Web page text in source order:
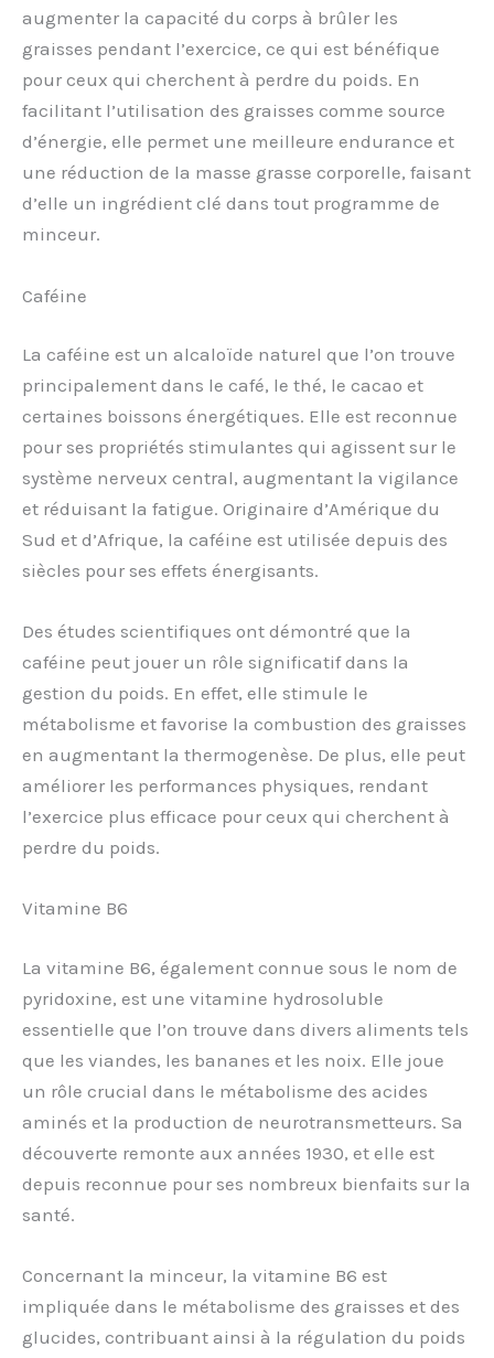
augmenter la capacité du corps à brûler les
graisses pendant l’exercice, ce qui est bénéfique
pour ceux qui cherchent à perdre du poids. En
facilitant l’utilisation des graisses comme source
d’énergie, elle permet une meilleure endurance et
une réduction de la masse grasse corporelle, faisant
d’elle un ingrédient clé dans tout programme de
minceur.
Caféine
La caféine est un alcaloïde naturel que l’on trouve
principalement dans le café, le thé, le cacao et
certaines boissons énergétiques. Elle est reconnue
pour ses propriétés stimulantes qui agissent sur le
système nerveux central, augmentant la vigilance
et réduisant la fatigue. Originaire d’Amérique du
Sud et d’Afrique, la caféine est utilisée depuis des
siècles pour ses effets énergisants.
Des études scientifiques ont démontré que la
caféine peut jouer un rôle significatif dans la
gestion du poids. En effet, elle stimule le
métabolisme et favorise la combustion des graisses
en augmentant la thermogenèse. De plus, elle peut
améliorer les performances physiques, rendant
l’exercice plus efficace pour ceux qui cherchent à
perdre du poids.
Vitamine B6
La vitamine B6, également connue sous le nom de
pyridoxine, est une vitamine hydrosoluble
essentielle que l’on trouve dans divers aliments tels
que les viandes, les bananes et les noix. Elle joue
un rôle crucial dans le métabolisme des acides
aminés et la production de neurotransmetteurs. Sa
découverte remonte aux années 1930, et elle est
depuis reconnue pour ses nombreux bienfaits sur la
santé.
Concernant la minceur, la vitamine B6 est
impliquée dans le métabolisme des graisses et des
glucides, contribuant ainsi à la régulation du poids